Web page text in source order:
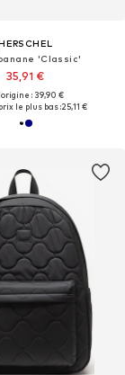
'Classic'
35,91 €
: 39,90 €
le plus bas :25,11 €